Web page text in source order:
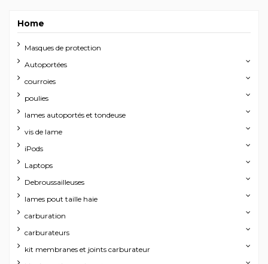
Home
Masques de protection
Autoportées
courroies
poulies
lames autoportés et tondeuse
vis de lame
iPods
Laptops
Debroussailleuses
lames pout taille haie
carburation
carburateurs
kit membranes et joints carburateur